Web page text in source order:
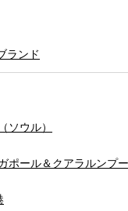
ランド
ソウル）
ポール＆クアラルンプ